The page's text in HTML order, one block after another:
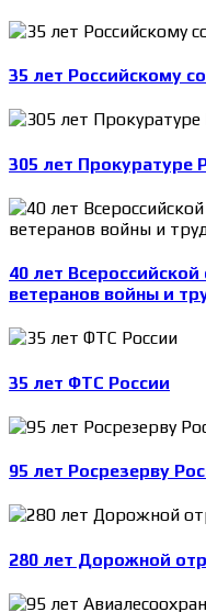
35 лет Российскому
305 лет Прокуратуре
40 лет
ветеранов войны и
35 лет ФТС России
95 лет Росрезерву
280 лет Дорожной